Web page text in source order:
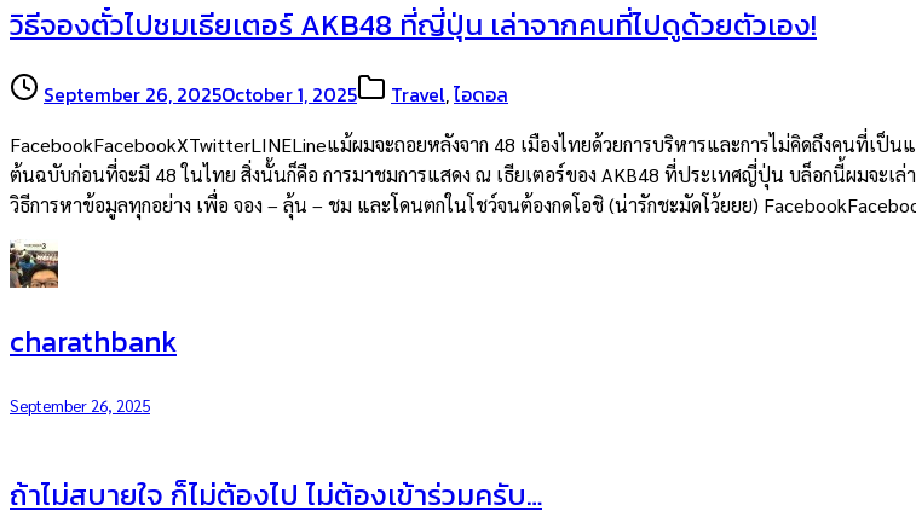
วิธีจองตั๋วไปชมเธียเตอร์ AKB48 ที่ญี่ปุ่น เล่าจากคนที่ไปดูด้วยตัวเอง!
September 26, 2025October 1, 2025 Travel,ไอดอล
FacebookFacebookXTwitterLINELineแม้ผมจะถอยหลังจาก 48 เมืองไทยด้วยการบริหารและการไม่คิดถึงคนที่เ
ต้นฉบับก่อนที่จะมี 48 ในไทย สิ่งนั้นก็คือ การมาชมการแสดง ณ เธียเตอร์ของ AKB48 ที่ประเทศญี่ปุ่น บล็อกนี้ผมจะเ
วิธีการหาข้อมูลทุกอย่าง เพื่อ จอง – ลุ้น – ชม และโดนตกในโชว์จนต้องกดโอชิ (น่ารักชะมัดโว้ยยย)
charathbank
September 26, 2025
ถ้าไม่สบายใจ ก็ไม่ต้องไป ไม่ต้องเข้าร่วมครับ…